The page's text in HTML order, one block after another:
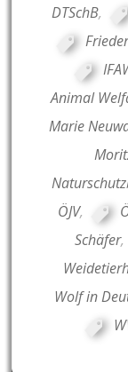
DTSchB,
Animal
Marie
ÖJV,
Schäfer,
Wolf in